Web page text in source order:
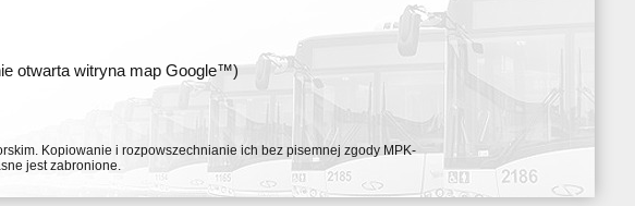
otwarta witryna map Google™)
Kopiowanie i rozpowszechnianie ich bez pisemnej zgody MPK-
jest zabronione.